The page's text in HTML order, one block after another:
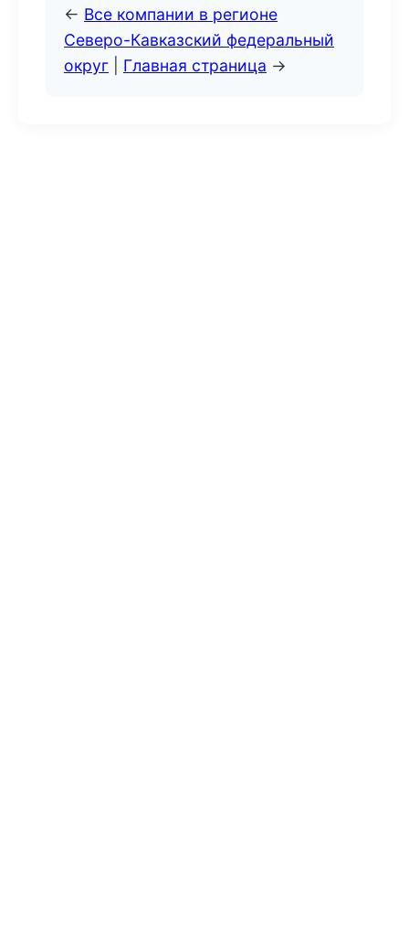
← Все компании в регионе
Северо-Кавказский федеральный
округ
Главная страница →